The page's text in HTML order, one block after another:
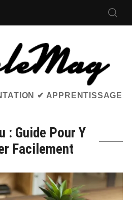
✔ APPRENTISSAGE
: Guide Pour Y
Facilement